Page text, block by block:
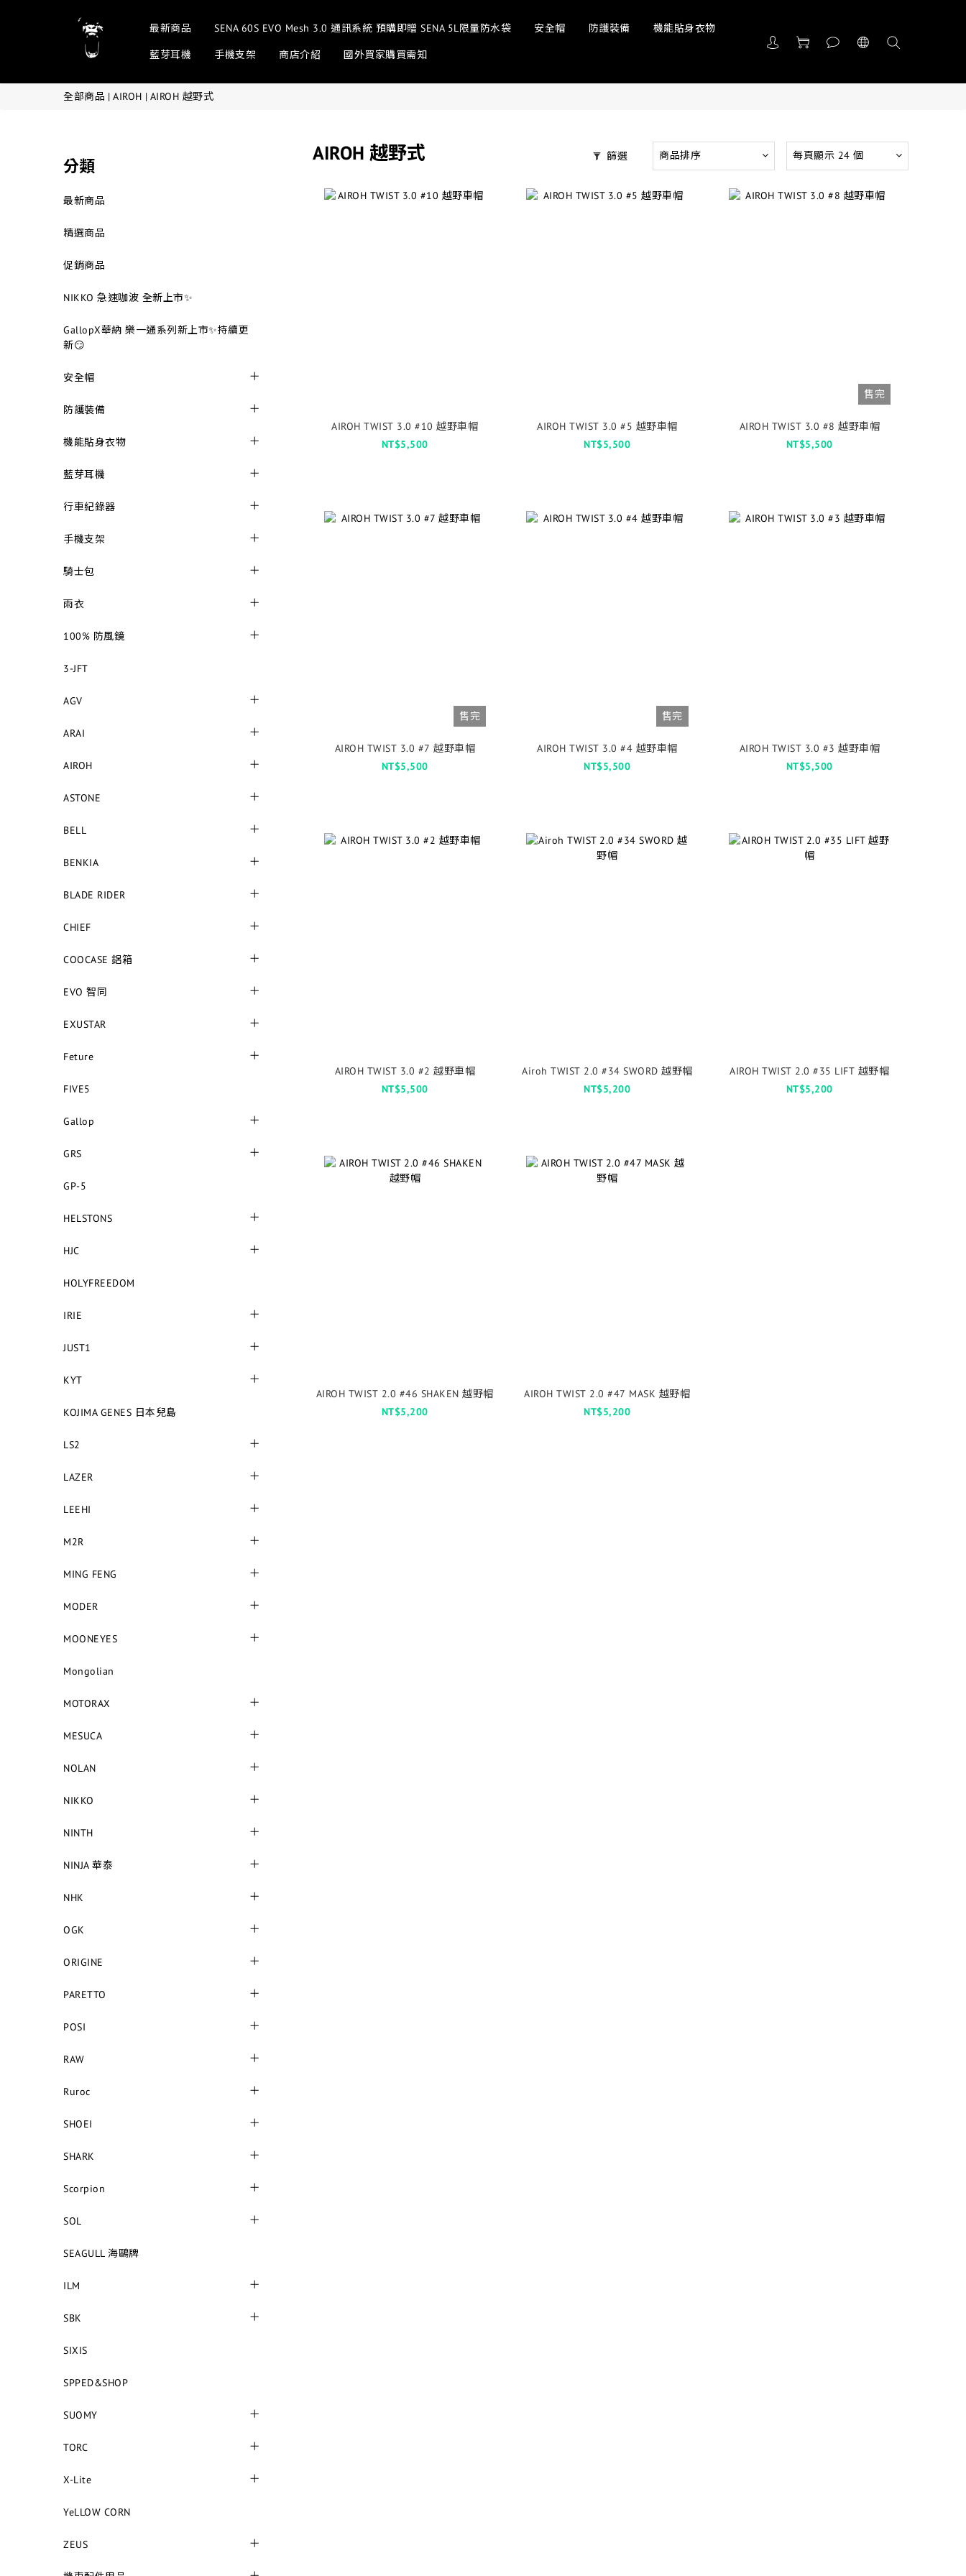
最新商品 SENA 60S EVO Mesh 3.0 通訊系統 預購即贈 SENA 5L限量防水袋 安全帽 防護裝備 機能貼身衣物
藍芽耳機 手機支架 商店介紹 國外買家購買需知
全部商品 | AIROH | AIROH 越野式
分類
最新商品
精選商品
促銷商品
NIKKO 急速咖波 全新上市✨
GallopX華納 樂一通系列新上市✨持續更
新😏
安全帽
防護裝備
機能貼身衣物
藍芽耳機
行車紀錄器
手機支架
騎士包
雨衣
100% 防風鏡
3-JFT
AGV
ARAI
AIROH
ASTONE
BELL
BENKIA
BLADE RIDER
CHIEF
COOCASE 鋁箱
EVO 智同
EXUSTAR
Feture
FIVE5
Gallop
GRS
GP-5
HELSTONS
HJC
HOLYFREEDOM
IRIE
JUST1
KYT
KOJIMA GENES 日本兒島
LS2
LAZER
LEEHI
M2R
MING FENG
MODER
MOONEYES
Mongolian
MOTORAX
MESUCA
NOLAN
NIKKO
NINTH
NINJA 華泰
NHK
OGK
ORIGINE
PARETTO
POSI
RAW
Ruroc
SHOEI
SHARK
Scorpion
SOL
SEAGULL 海鷗牌
ILM
SBK
SIXIS
SPPED&SHOP
SUOMY
TORC
X-Lite
YeLLOW CORN
ZEUS
AIROH 越野式 篩選 商品排序 每頁顯示 24 個
AIROH TWIST 3.0 #10 越野車帽
NT$5,500
AIROH TWIST 3.0 #5 越野車帽
NT$5,500
售完
AIROH TWIST 3.0 #8 越野車帽
NT$5,500
售完
AIROH TWIST 3.0 #7 越野車帽
NT$5,500
售完
AIROH TWIST 3.0 #4 越野車帽
NT$5,500
AIROH TWIST 3.0 #3 越野車帽
NT$5,500
AIROH TWIST 3.0 #2 越野車帽
NT$5,500
Airoh TWIST 2.0 #34 SWORD 越野帽
NT$5,200
AIROH TWIST 2.0 #35 LIFT 越野帽
NT$5,200
AIROH TWIST 2.0 #46 SHAKEN 越野帽
NT$5,200
AIROH TWIST 2.0 #47 MASK 越野帽
NT$5,200